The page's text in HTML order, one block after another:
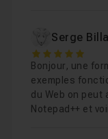
Serge
5
Bonjour, une
exemples
du Web on peut
Notepad++ et